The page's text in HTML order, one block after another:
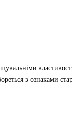
з ознаками